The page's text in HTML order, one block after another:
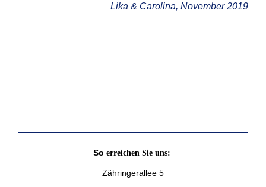
Lika & Carolina, November 2019
So erreichen Sie uns:
Zähringerallee 5